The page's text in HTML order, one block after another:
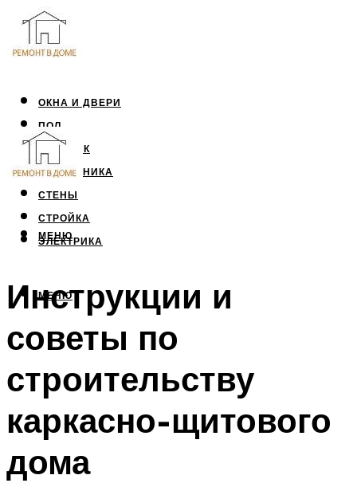
ОКНА И ДВЕРИ
ПОЛ
ПОТОЛОК
САНТЕХНИКА
СТЕНЫ
СТРОЙКА
ЭЛЕКТРИКА
МЕНЮ
МЕНЮ
Инструкции и
советы по
строительству
каркасно-щитового
дома